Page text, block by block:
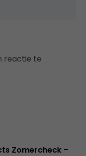
reactie te
Zomercheck –